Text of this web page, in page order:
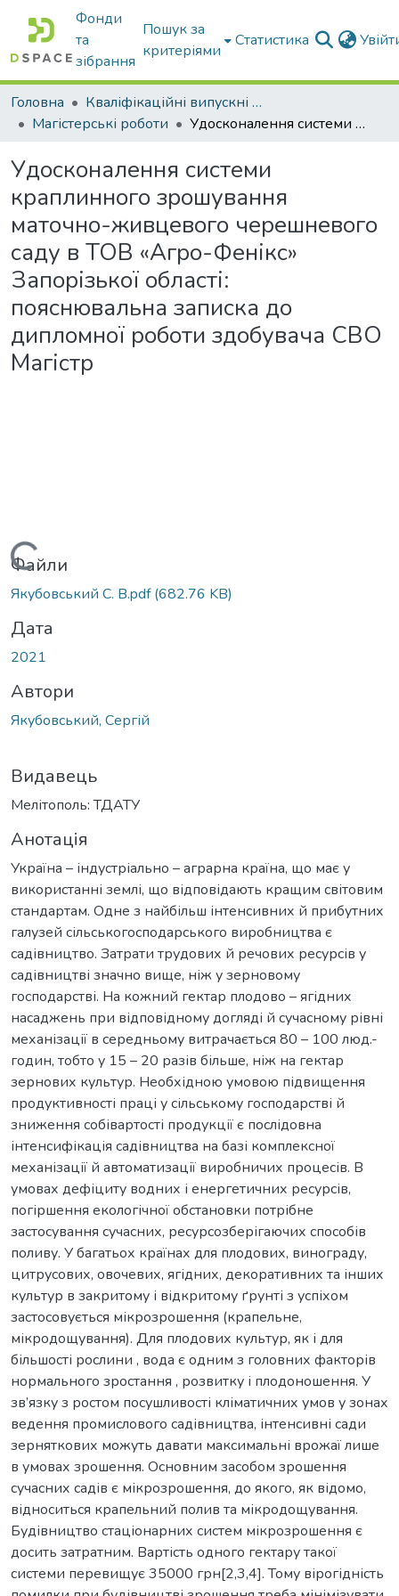
Фонди
та
зібрання
Пошук за
критеріями
Статистика
Головна
Кваліфікаційні випускні роботи бакалаврів і магістрів
Магістерські роботи
Удосконалення системи краплинного зрошування маточно-живцевого черешневого саду в ТОВ «Агро-Фенікс» Запорізької області: пояснювальна записка до дипломної роботи здобувача СВО Магістр
Удосконалення системи
краплинного зрошування
маточно-живцевого черешневого
саду в ТОВ «Агро-Фенікс»
Запорізької області:
пояснювальна записка до
дипломної роботи здобувача СВО
Магістр
Файли
Якубовський С. В.pdf(682.76 KB)
Дата
2021
Автори
Якубовський, Сергій
Видавець
Мелітополь: ТДАТУ
Анотація
Україна – індустріально – аграрна країна, що має у
використанні землі, що відповідають кращим світовим
стандартам. Одне з найбільш інтенсивних й прибутних
галузей сільськогосподарського виробництва є
садівництво. Затрати трудових й речових ресурсів у
садівництві значно вище, ніж у зерновому
господарстві. На кожний гектар плодово – ягідних
насаджень при відповідному догляді й сучасному рівні
механізації в середньому витрачається 80 – 100 люд.-
годин, тобто у 15 – 20 разів більше, ніж на гектар
зернових культур. Необхідною умовою підвищення
продуктивності праці у сільському господарстві й
зниження собівартості продукції є послідовна
інтенсифікація садівництва на базі комплексної
механізації й автоматизації виробничих процесів. В
умовах дефіциту водних і енергетичних ресурсів,
погіршення екологічної обстановки потрібне
застосування сучасних, ресурсозберігаючих способів
поливу. У багатьох країнах для плодових, винограду,
цитрусових, овочевих, ягідних, декоративних та інших
культур в закритому і відкритому ґрунті з успіхом
застосовується мікрозрошення (крапельне,
мікродощування). Для плодових культур, як і для
більшості рослини , вода є одним з головних факторів
нормального зростання , розвитку і плодоношення. У
зв’язку з ростом посушливості кліматичних умов у зонах
ведення промислового садівництва, інтенсивні сади
зерняткових можуть давати максимальні врожаї лише
в умовах зрошення. Основним засобом зрошення
сучасних садів є мікрозрошення, до якого, як відомо,
відноситься крапельний полив та мікродощування.
Будівництво стаціонарних систем мікрозрошення є
досить затратним. Вартість одного гектару такої
системи перевищує 35000 грн[2,3,4]. Тому вірогідність